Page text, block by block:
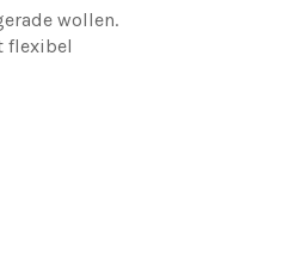
wollen.
flexibel